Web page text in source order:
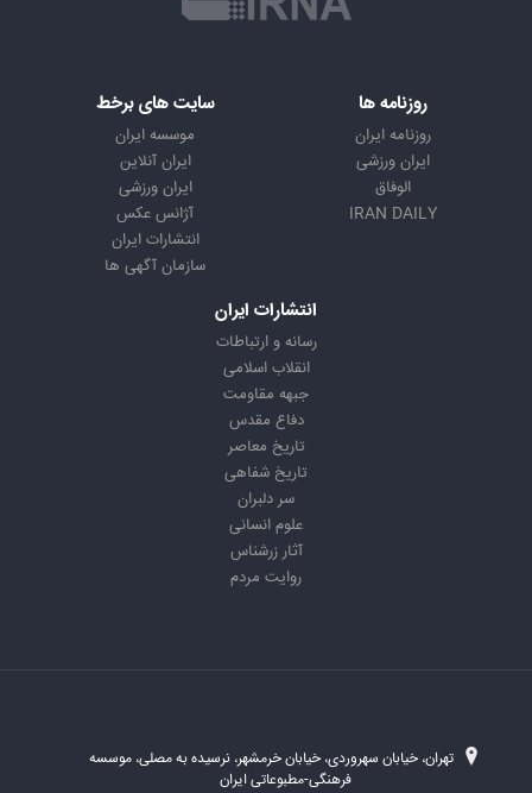
روزنامه ها
روزنامه ایران
ایران ورزشی
الوفاق
IRAN DAILY
سایت های برخط
موسسه ایران
ایران آنلاین
ایران ورزشی
آژانس عکس
انتشارات ایران
سازمان آگهی ها
انتشارات ایران
رسانه و ارتباطات
انقلاب اسلامی
جبهه مقاومت
دفاع مقدس
تاریخ معاصر
تاریخ شفاهی
سر دلبران
علوم انسانی
آثار زرشناس
روایت مردم
تهران، خیابان سهروردی، خیابان خرمشهر، نرسیده به مصلی، موسسه
فرهنگی-مطبوعاتی ایران